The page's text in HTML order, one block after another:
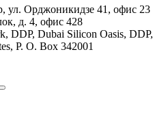
ул. Орджоникидзе 41, офис 23
д. 4, офис 428
DDP, Dubai Silicon Oasis, DDP,
P. O. Box 342001